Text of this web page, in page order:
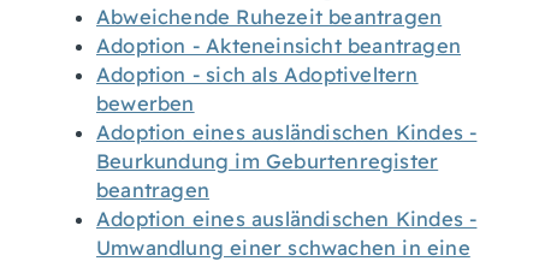
Abweichende Ruhezeit beantragen
Adoption - Akteneinsicht beantragen
Adoption - sich als Adoptiveltern
bewerben
Adoption eines ausländischen Kindes -
Beurkundung im Geburtenregister
beantragen
Adoption eines ausländischen Kindes -
Umwandlung einer schwachen in eine